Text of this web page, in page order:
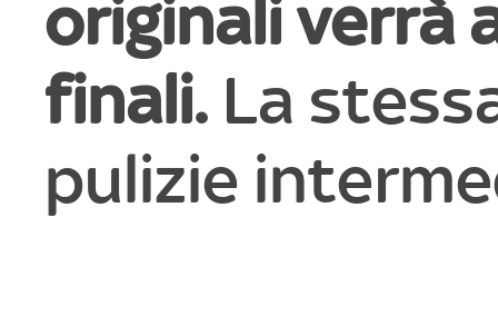
originali verrà
finali. La
pulizie